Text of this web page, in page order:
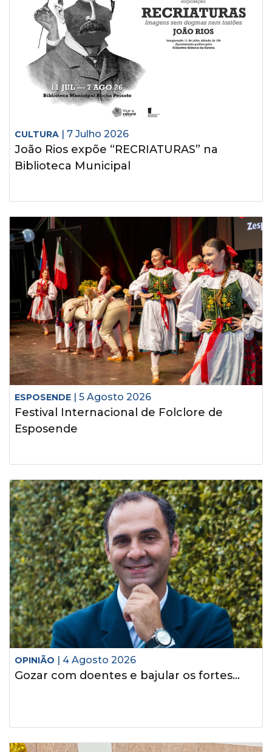
CULTURA | 7 Julho 2026
João Rios expõe “RECRIATURAS” na
Biblioteca Municipal
ESPOSENDE | 5 Agosto 2026
Festival Internacional de Folclore de
Esposende
OPINIÃO | 4 Agosto 2026
Gozar com doentes e bajular os fortes...